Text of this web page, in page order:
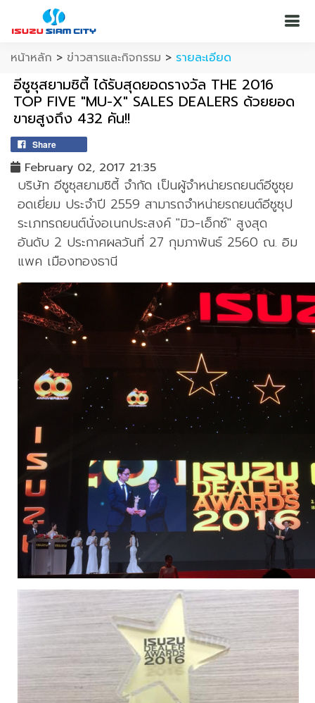
หน้าหลัก > ข่าวสารและกิจกรรม > รายละเอียด
อีซูซุสยามซิตี้ ได้รับสุดยอดรางวัล THE 2016
TOP FIVE "MU-X" SALES DEALERS ด้วยยอด
ขายสูงถึง 432 คัน!!
Share
February 02, 2017 21:35
บริษัท อีซูซุสยามซิตี้ จำกัด เป็นผู้จำหน่ายรถยนต์อีซูซุย
อดเยี่ยม ประจำปี 2559 สามารถจำหน่ายรถยนต์อีซูซุป
ระเภทรถยนต์นั่งอเนกประสงค์ "มิว-เอ็กซ์" สูงสุด
อันดับ 2 ประกาศผลวันที่ 27 กุมภาพันธ์ 2560 ณ. อิม
แพค เมืองทองธานี